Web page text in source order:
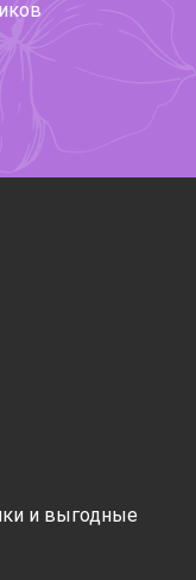
и выгодные